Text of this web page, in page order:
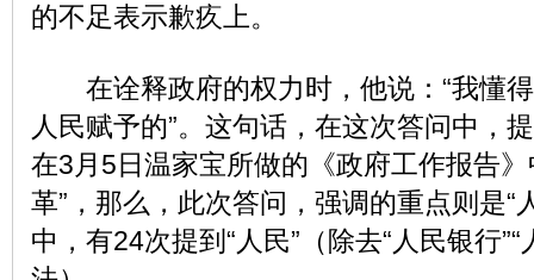
的不足表示歉疚上。
在诠释政府的权力时，他说：“我懂得
人民赋予的”。这句话，在这次答问中，
在3月5日温家宝所做的 《政府工作报告》
革”，那么，此次答问，强调的重点则是“
中，有24次提到“人民”（除去“人民银行